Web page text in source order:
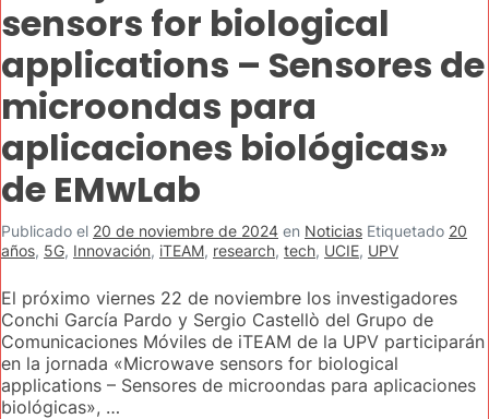
sensors for biological
applications – Sensores de
microondas para
aplicaciones biológicas»
de EMwLab
Publicado el 20 de noviembre de 2024 en Noticias Etiquetado 20
años, 5G, Innovación, iTEAM, research, tech, UCIE, UPV
El próximo viernes 22 de noviembre los investigadores
Conchi García Pardo y Sergio Castellò del Grupo de
Comunicaciones Móviles de iTEAM de la UPV participarán
en la jornada «Microwave sensors for biological
applications – Sensores de microondas para aplicaciones
biológicas», …